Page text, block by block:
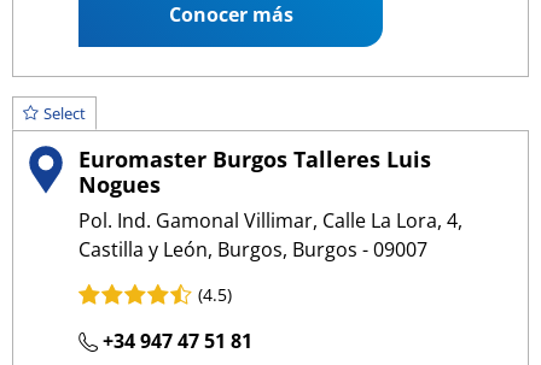
Conocer más
Select
Euromaster Burgos Talleres Luis
Nogues
Pol. Ind. Gamonal Villimar, Calle La Lora, 4,
Castilla y León, Burgos, Burgos - 09007
(4.5)
+34 947 47 51 81